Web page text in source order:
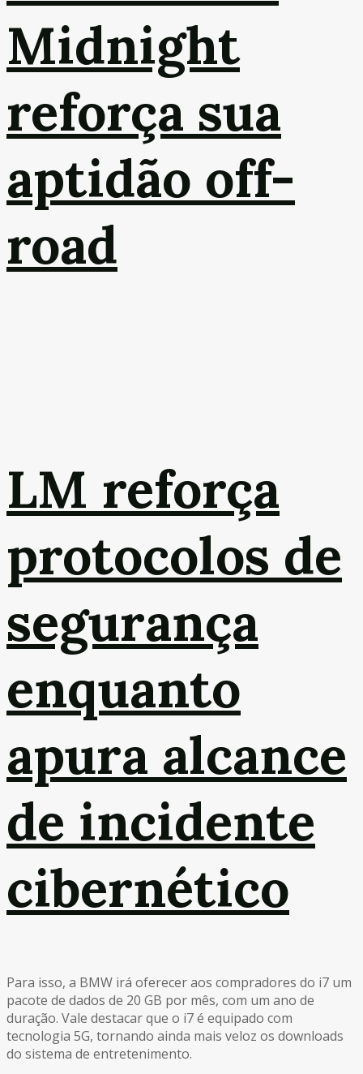
Midnight
reforça sua
aptidão off-
road
LM reforça
protocolos de
segurança
enquanto
apura alcance
de incidente
cibernético
Para isso, a BMW irá oferecer aos compradores do i7 um
pacote de dados de 20 GB por mês, com um ano de
duração. Vale destacar que o i7 é equipado com
tecnologia 5G, tornando ainda mais veloz os downloads
do sistema de entretenimento.